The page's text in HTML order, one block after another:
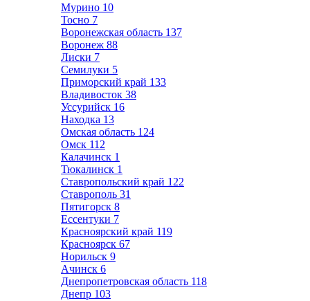
Мурино 10
Тосно 7
Воронежская область 137
Воронеж 88
Лиски 7
Семилуки 5
Приморский край 133
Владивосток 38
Уссурийск 16
Находка 13
Омская область 124
Омск 112
Калачинск 1
Тюкалинск 1
Ставропольский край 122
Ставрополь 31
Пятигорск 8
Ессентуки 7
Красноярский край 119
Красноярск 67
Норильск 9
Ачинск 6
Днепропетровская область 118
Днепр 103